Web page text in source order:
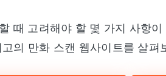
때 고려해야 할 몇 가지 사항
의 만화 스캔 웹사이트를 살펴